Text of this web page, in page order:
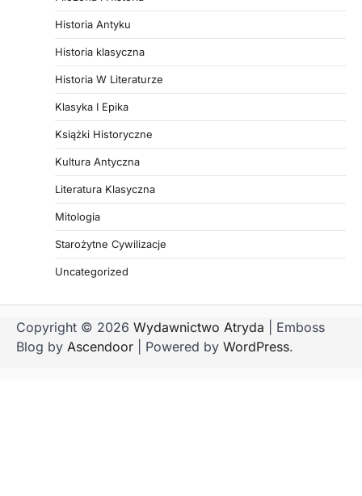
Historia Antyku
Historia klasyczna
Historia W Literaturze
Klasyka I Epika
Książki Historyczne
Kultura Antyczna
Literatura Klasyczna
Mitologia
Starożytne Cywilizacje
Uncategorized
Copyright © 2026 Wydawnictwo Atryda | Emboss
Blog by Ascendoor | Powered by WordPress.